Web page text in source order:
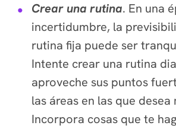
Crear una rutina. En una
incertidumbre, la
rutina fija puede ser
Intente crear una rutina
aproveche sus puntos
las áreas en las que desea
Incorpora cosas que te